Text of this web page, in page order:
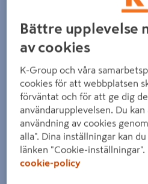
Bättre upplevelse
av cookies
K-Group och våra
cookies för att webbplatsen
förväntat och för att ge dig
användarupplevelsen. Du
användning av cookies
alla". Dina inställningar kan
länken "Cookie-inställningar".
cookie-policy